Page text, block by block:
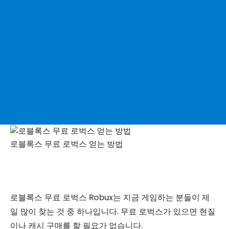
로블록스 무료 로벅스 얻는 방법
로블록스 무료 로벅스 Robux는 지금 게임하는 분들이 제
일 많이 찾는 것 중 하나입니다. 무료 로벅스가 있으면 현질
이나 캐시 구매를 할 필요가 없습니다.